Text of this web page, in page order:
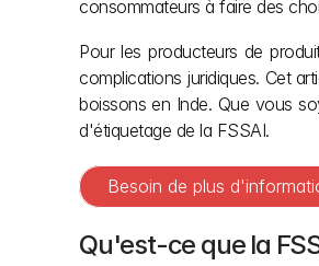
consommateurs à faire des
Pour les producteurs de
complications juridiques. Cet
boissons en Inde. Que vous
d'étiquetage de la FSSAI.
Besoin de plus
Qu'est-ce que la